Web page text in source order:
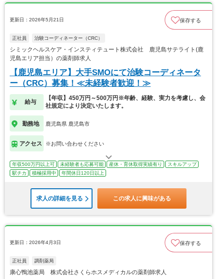
更新日：2026年5月21日 保存する
正社員 治験コーディネーター（CRC）
シミックヘルスケア・インスティテュート株式会社 鹿児島サテライト(鹿
児島エリア担当）の薬剤師求人
【鹿児島エリア】大手SMOにて治験コーディネータ
ー（CRC）募集！≪未経験者歓迎！≫
給与
【年収】450万円～500万円※年齢、経験、実力を考慮し、会
社規定により決定いたします。
勤務地 鹿児島県 鹿児島市
アクセス ※お問い合わせください
年収500万円以上可 未経験者も応募可能 産休・育休取得実績有り
スキルアップ
駅チカ
積極採用中 年間休日120日以上
求人の詳細を見る この求人に興味がある
更新日：2026年4月3日 保存する
正社員 調剤薬局
康心鴨池薬局 株式会社さくらホスメディカルの薬剤師求人